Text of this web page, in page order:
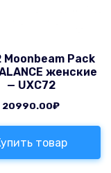
Moonbeam Pack
женские
— UXC72
20990.00₽
товар